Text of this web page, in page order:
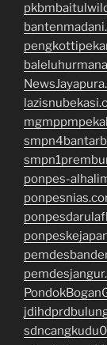
ponpes-